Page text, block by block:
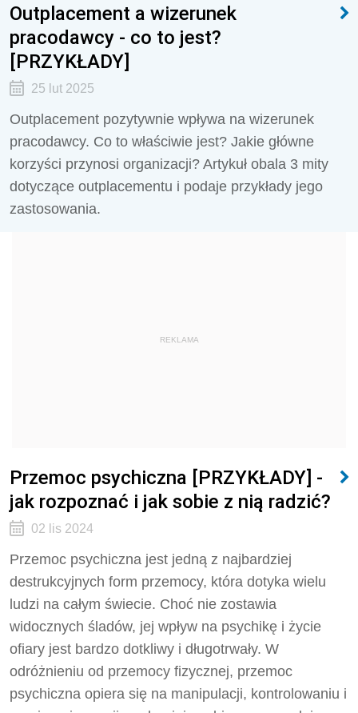
Outplacement a wizerunek
pracodawcy - co to jest?
[PRZYKŁADY]
25 lut 2025
Outplacement pozytywnie wpływa na wizerunek
pracodawcy. Co to właściwie jest? Jakie główne
korzyści przynosi organizacji? Artykuł obala 3 mity
dotyczące outplacementu i podaje przykłady jego
zastosowania.
REKLAMA
Przemoc psychiczna [PRZYKŁADY] -
jak rozpoznać i jak sobie z nią radzić?
02 lis 2024
Przemoc psychiczna jest jedną z najbardziej
destrukcyjnych form przemocy, która dotyka wielu
ludzi na całym świecie. Choć nie zostawia
widocznych śladów, jej wpływ na psychikę i życie
ofiary jest bardzo dotkliwy i długotrwały. W
odróżnieniu od przemocy fizycznej, przemoc
psychiczna opiera się na manipulacji, kontrolowaniu i